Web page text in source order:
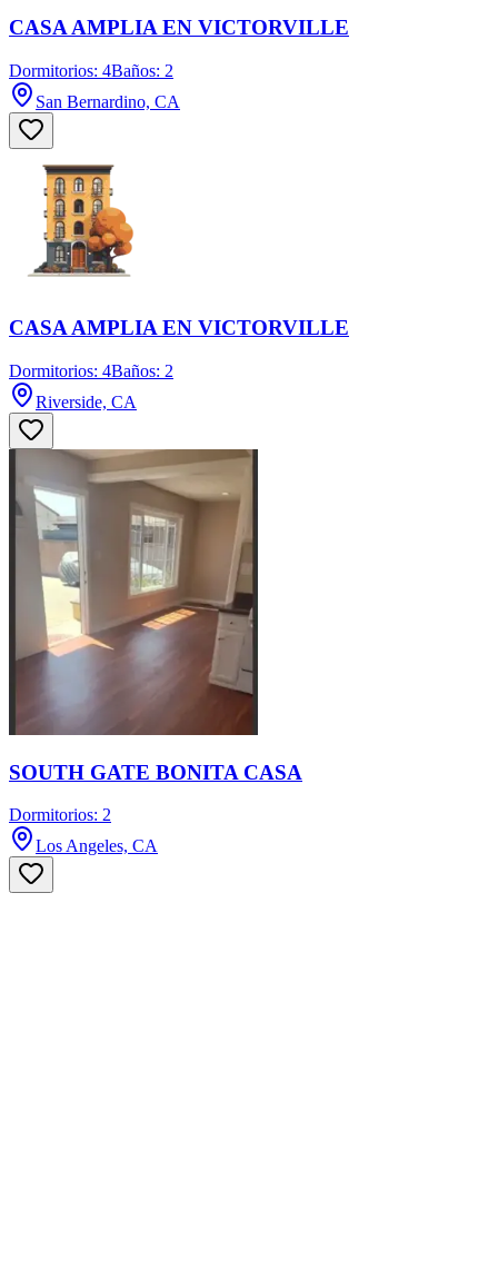
CASA AMPLIA EN VICTORVILLE
Dormitorios: 4Baños: 2
San Bernardino, CA
CASA AMPLIA EN VICTORVILLE
Dormitorios: 4Baños: 2
Riverside, CA
SOUTH GATE BONITA CASA
Dormitorios: 2
Los Angeles, CA